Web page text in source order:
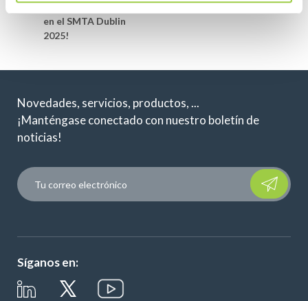
Marjorie Leveneur
en el SMTA Dublin
2025!
Novedades, servicios, productos, ...
¡Manténgase conectado con nuestro boletín de
noticias!
Please
Síganos en: